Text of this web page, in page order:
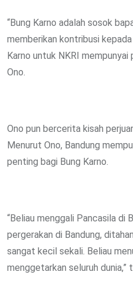
“Bung Karno adalah sosok
memberikan kontribusi
Karno untuk NKRI mempunyai
Ono.
Ono pun bercerita kisah
Menurut Ono, Bandung
penting bagi Bung Karno.
“Beliau menggali Pancasila di
pergerakan di Bandung,
sangat kecil sekali. Beliau
menggetarkan seluruh dunia,”